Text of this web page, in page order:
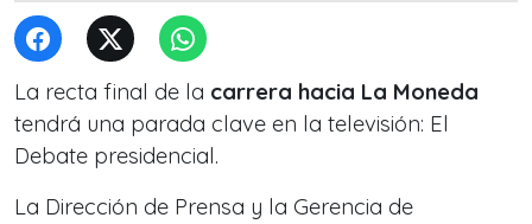
La recta final de la carrera hacia La Moneda
tendrá una parada clave en la televisión: El
Debate presidencial.
La Dirección de Prensa y la Gerencia de